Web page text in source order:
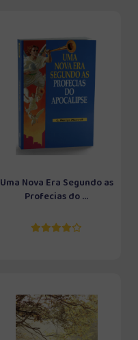
Uma Nova Era Segundo as
Profecias do ...